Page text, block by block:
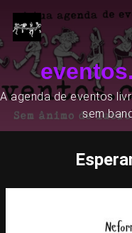
A agenda de eventos
sem